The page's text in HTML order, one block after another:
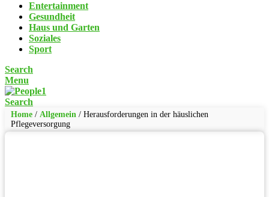
Entertainment
Gesundheit
Haus und Garten
Soziales
Sport
Search
Menu
Search
Home / Allgemein / Herausforderungen in der häuslichen
Pflegeversorgung